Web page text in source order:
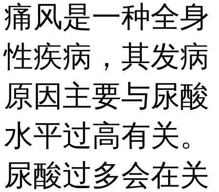
痛风是一种全身
性疾病，其发病
原因主要与尿酸
水平过高有关。
尿酸过多会在关